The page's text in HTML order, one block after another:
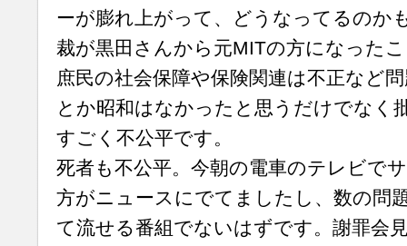
ーが膨れ上がって、どうなってるのか
裁が黒田さんから元MITの方になった
庶民の社会保障や保険関連は不正など
とか昭和はなかったと思うだけでなく
すごく不公平です。
死者も不公平。今朝の電車のテレビで
方がニュースにでてましたし、数の問
て流せる番組でないはずです。謝罪会